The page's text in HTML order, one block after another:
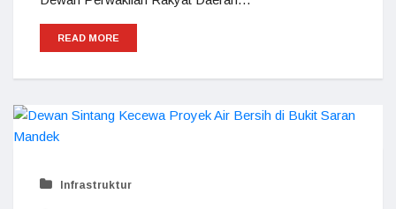
READ MORE
Infrastruktur